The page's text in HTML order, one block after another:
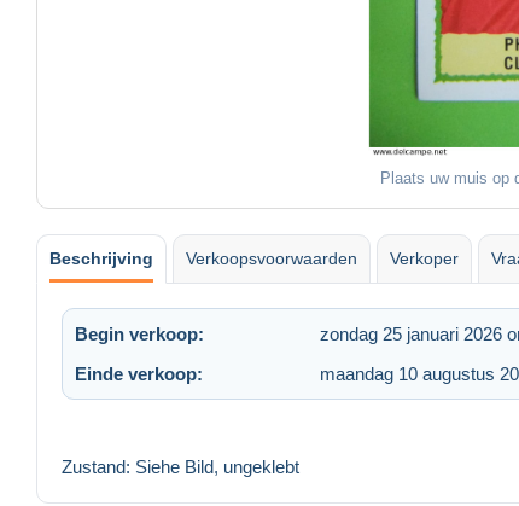
Plaats uw muis op
Beschrijving Verkoopsvoorwaarden Verkoper
Begin verkoop: zondag 25 januari 2026
Einde verkoop:
maandag 10 augustus
Zustand: Siehe Bild, ungeklebt